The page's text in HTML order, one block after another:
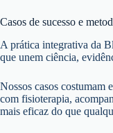
Casos de sucesso e
A prática integrativa da
que unem ciência,
Nossos casos costumam
com fisioterapia,
mais eficaz do que